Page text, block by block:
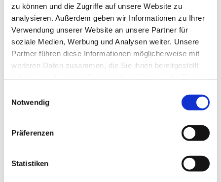
zu können und die Zugriffe auf unsere Website zu
analysieren. Außerdem geben wir Informationen zu Ihrer
Verwendung unserer Website an unsere Partner für
soziale Medien, Werbung und Analysen weiter. Unsere
Partner führen diese Informationen möglicherweise mit
weiteren Daten zusammen, die Sie ihnen bereitgestellt
Notwendig
Präferenzen
Statistiken
Dies könnte Sie auch
interessieren